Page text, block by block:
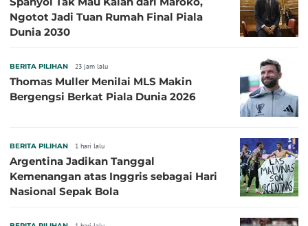
Ngotot Jadi Tuan Rumah Final Piala
Dunia 2030
BERITA PILIHAN 23 jam lalu
Thomas Muller Menilai MLS Makin
Bergengsi Berkat Piala Dunia 2026
BERITA PILIHAN 1 hari lalu
Argentina Jadikan Tanggal
Kemenangan atas Inggris sebagai Hari
Nasional Sepak Bola